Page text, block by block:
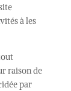
à les
raison de
par